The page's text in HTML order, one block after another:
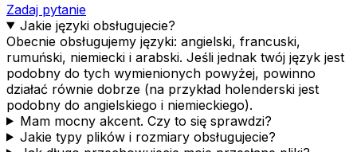
Zadaj pytanie
Jakie języki obsługujecie?
Obecnie obsługujemy języki: angielski, francuski,
rumuński, niemiecki i arabski. Jeśli jednak twój język jest
podobny do tych wymienionych powyżej, powinno
działać równie dobrze (na przykład holenderski jest
podobny do angielskiego i niemieckiego).
Mam mocny akcent. Czy to się sprawdzi?
Jakie typy plików i rozmiary obsługujecie?